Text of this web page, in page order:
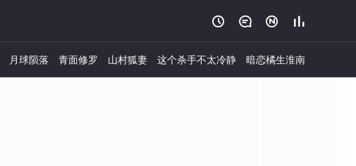
   
月球陨落 青面修罗 山村狐妻 这个杀手不太冷静 暗恋橘生淮南